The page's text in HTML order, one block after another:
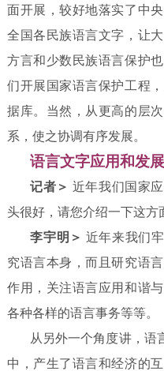
面开展，较好地落实了中
全国各民族语言文字，让
方言和少数民族语言保护
们开展国家语言保护工程
据库。当然，从更高的层
系，使之协调有序发展。
语言文字应用和发
记者＞ 近年我们国家
头很好，请您介绍一下这方
李宇明＞ 近年来我们
究语言本身，而且研究语
作用，关注语言应用和谐
各种各样的语言事务等等。
从另外一个角度讲，语
中，产生了语言和经济的